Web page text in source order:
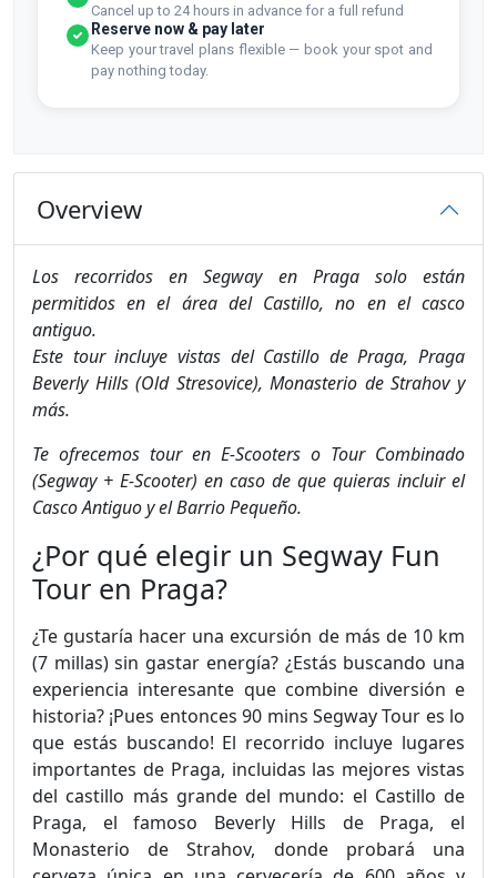
Cancel up to 24 hours in advance for a full refund
Reserve now & pay later
Keep your travel plans flexible — book your spot and
pay nothing today.
Overview
Los recorridos en Segway en Praga solo están
permitidos en el área del Castillo, no en el casco
antiguo.
Este tour incluye vistas del Castillo de Praga, Praga
Beverly Hills (Old Stresovice), Monasterio de Strahov y
más.
Te ofrecemos tour en E-Scooters o Tour Combinado
(Segway + E-Scooter) en caso de que quieras incluir el
Casco Antiguo y el Barrio Pequeño.
¿Por qué elegir un Segway Fun
Tour en Praga?
¿Te gustaría hacer una excursión de más de 10 km
(7 millas) sin gastar energía? ¿Estás buscando una
experiencia interesante que combine diversión e
historia? ¡Pues entonces 90 mins Segway Tour es lo
que estás buscando! El recorrido incluye lugares
importantes de Praga, incluidas las mejores vistas
del castillo más grande del mundo: el Castillo de
Praga, el famoso Beverly Hills de Praga, el
Monasterio de Strahov, donde probará una